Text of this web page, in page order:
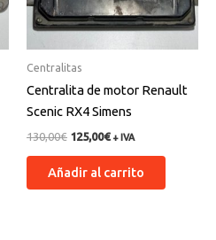
Centralitas
Centralita de motor Renault
Scenic RX4 Simens
130,00€ 125,00€ + IVA
Añadir al carrito